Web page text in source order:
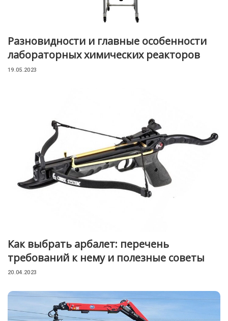
Разновидности и главные особенности
лабораторных химических реакторов
19.05.2023
Как выбрать арбалет: перечень
требований к нему и полезные советы
20.04.2023